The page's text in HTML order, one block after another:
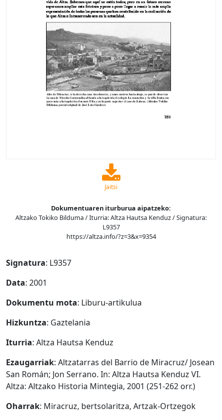
Jaitsi
Dokumentuaren iturburua aipatzeko:
Altzako Tokiko Bilduma / Iturria: Altza Hautsa Kenduz / Signatura:
L9357
https://altza.info/?z=3&x=9354
Signatura: L9357
Data: 2001
Dokumentu mota: Liburu-artikulua
Hizkuntza: Gaztelania
Iturria: Altza Hautsa Kenduz
Ezaugarriak: Altzatarras del Barrio de Miracruz/ Josean
San Román; Jon Serrano. In: Altza Hautsa Kenduz VI.
Altza: Altzako Historia Mintegia, 2001 (251-262 orr.)
Oharrak: Miracruz, bertsolaritza, Artzak-Ortzegok